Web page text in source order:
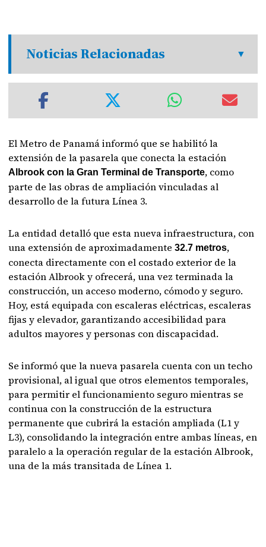
Noticias Relacionadas
El Metro de Panamá informó que se habilitó la
extensión de la pasarela que conecta la estación
Albrook con la Gran Terminal de Transporte, como
parte de las obras de ampliación vinculadas al
desarrollo de la futura Línea 3.
La entidad detalló que esta nueva infraestructura, con
una extensión de aproximadamente32.7 metros,
conecta directamente con el costado exterior de la
estación Albrook y ofrecerá, una vez terminada la
construcción, un acceso moderno, cómodo y seguro.
Hoy, está equipada con escaleras eléctricas, escaleras
fijas y elevador, garantizando accesibilidad para
adultos mayores y personas con discapacidad.
Se informó que la nueva pasarela cuenta con un techo
provisional, al igual que otros elementos temporales,
para permitir el funcionamiento seguro mientras se
continua con la construcción de la estructura
permanente que cubrirá la estación ampliada (L1 y
L3), consolidando la integración entre ambas líneas, en
paralelo a la operación regular de la estación Albrook,
una de la más transitada de Línea 1.